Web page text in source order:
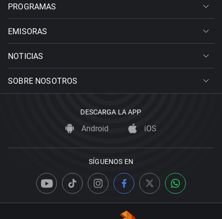
PROGRAMAS
EMISORAS
NOTICIAS
SOBRE NOSOTROS
DESCARGA LA APP
Android iOS
SÍGUENOS EN